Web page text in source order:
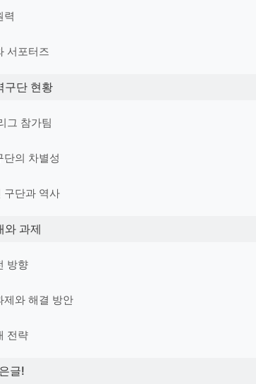
력
서포터즈
구단 현황
그 참가팀
단의 차별성
구단과 역사
와 과제
방향
제와 해결 방안
전략
글!